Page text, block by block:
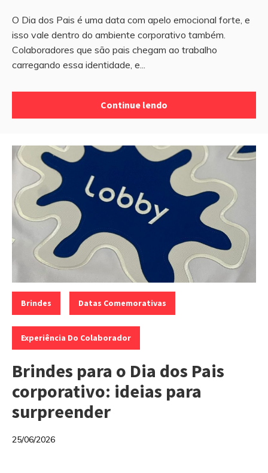
O Dia dos Pais é uma data com apelo emocional forte, e
isso vale dentro do ambiente corporativo também.
Colaboradores que são pais chegam ao trabalho
carregando essa identidade, e...
Continue lendo
Categorias:
Brindes Datas Comemorativas
Experiência Do Colaborador
Brindes para o Dia dos Pais
corporativo: ideias para
surpreender
25/06/2026